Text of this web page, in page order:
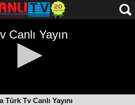
Türk Tv Canlı Yayını